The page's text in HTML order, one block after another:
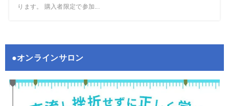
ります。 購入者限定で参加...
●オンラインサロン